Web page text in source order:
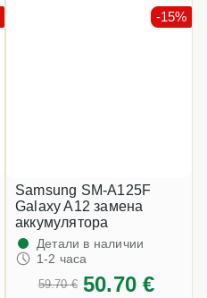
Samsung SM-A125F
Galaxy A12 замена
аккумулятора
Детали в наличии
1-2 часа
59.70 € 50.70 €
-15%